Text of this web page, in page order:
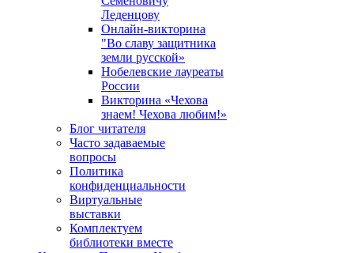
Леденцову
Онлайн-викторина
"Во славу защитника
земли русской»
Нобелевские лауреаты
России
Викторина «Чехова
знаем! Чехова любим!»
Блог читателя
Часто задаваемые
вопросы
Политика
конфиденциальности
Виртуальные
выставки
Комплектуем
библиотеки вместе